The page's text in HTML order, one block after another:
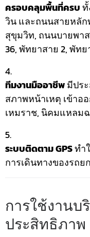
ครอบคลุมพื้นที่ครบ
วิน และถนนสายหลั
สุขุมวิท, ถนนบายพาส
36, พัทยาสาย 2, พัท
ทีมงานมืออาชีพมีปร
สภาพหน้าเหตุ เข้าอ
เหมราช, นิคมแหลม
ระบบติดตาม GPSทำ
การเดินทางของรถ
การใช้งานบ
ประสิทธิภาพ